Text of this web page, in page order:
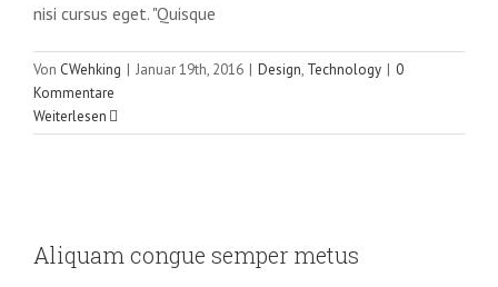
nisi cursus eget. "Quisque
Von CWehking | Januar 19th, 2016 | Design, Technology | 0
Kommentare
Weiterlesen
Creative Design
Aliquam congue semper metus